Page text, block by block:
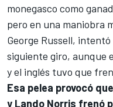
monegasco como
pero en una maniobra
George Russell,
siguiente giro, aunque
y el inglés tuvo que
Esa pelea provocó
y Lando Norris frenó